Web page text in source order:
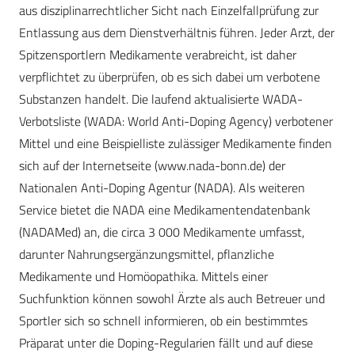
aus disziplinarrechtlicher Sicht nach Einzelfallprüfung zur
Entlassung aus dem Dienstverhältnis führen. Jeder Arzt, der
Spitzensportlern Medikamente verabreicht, ist daher
verpflichtet zu überprüfen, ob es sich dabei um verbotene
Substanzen handelt. Die laufend aktualisierte WADA-
Verbotsliste (WADA: World Anti-Doping Agency) verbotener
Mittel und eine Beispielliste zulässiger Medikamente finden
sich auf der Internetseite (www.nada-bonn.de) der
Nationalen Anti-Doping Agentur (NADA). Als weiteren
Service bietet die NADA eine Medikamentendatenbank
(NADAMed) an, die circa 3 000 Medikamente umfasst,
darunter Nahrungsergänzungsmittel, pflanzliche
Medikamente und Homöopathika. Mittels einer
Suchfunktion können sowohl Ärzte als auch Betreuer und
Sportler sich so schnell informieren, ob ein bestimmtes
Präparat unter die Doping-Regularien fällt und auf diese